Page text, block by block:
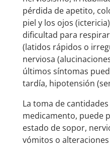
pérdida de apetito,
piel y los ojos
dificultad para
(latidos rápidos o
nerviosa
últimos síntomas
tardía, hipotensión
La toma de
medicamento, puede
estado de sopor,
vómitos o